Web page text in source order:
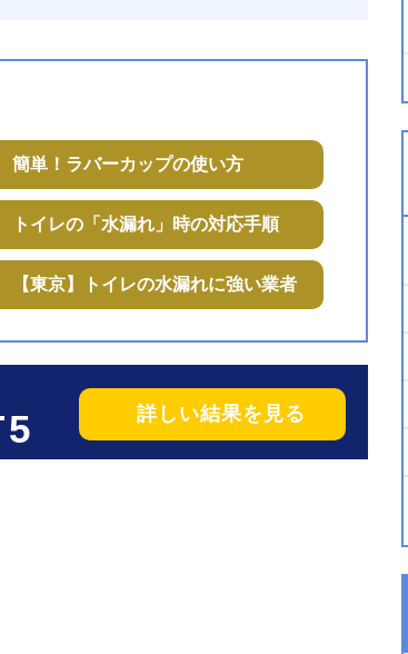
簡単！ラバーカップの使い方
トイレの「水漏れ」時の対応手順
【東京】トイレの水漏れに強い業者
詳しい結果を見る